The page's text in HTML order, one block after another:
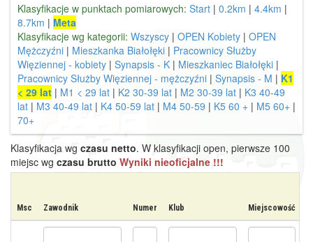
Klasyfikacje w punktach pomiarowych: Start | 0.2km | 4.4km |
8.7km | Meta
Klasyfikacje wg kategorii: Wszyscy | OPEN Kobiety | OPEN
Mężczyźni | Mieszkanka Białołęki | Pracownicy Służby
Więziennej - kobiety | Synapsis - K | Mieszkaniec Białołęki |
Pracownicy Służby Więziennej - mężczyźni | Synapsis - M | K1
< 29 lat | M1 < 29 lat | K2 30-39 lat | M2 30-39 lat | K3 40-49
lat | M3 40-49 lat | K4 50-59 lat | M4 50-59 | K5 60 + | M5 60+ |
70+
Klasyfikacja wg czasu netto. W klasyfikacji open, pierwsze 100
miejsc wg czasu brutto Wyniki nieoficjalne !!!
Msc Zawodnik Numer Klub Miejscowość